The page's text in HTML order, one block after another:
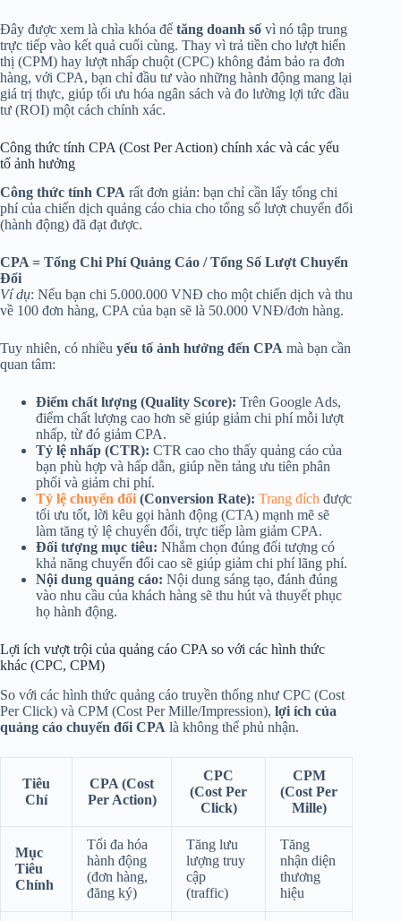
Đây được xem là chìa khóa để tăng doanh số vì nó tập trung
trực tiếp vào kết quả cuối cùng. Thay vì trả tiền cho lượt hiển
thị (CPM) hay lượt nhấp chuột (CPC) không đảm bảo ra đơn
hàng, với CPA, bạn chỉ đầu tư vào những hành động mang lại
giá trị thực, giúp tối ưu hóa ngân sách và đo lường lợi tức đầu
tư (ROI) một cách chính xác.
Công thức tính CPA (Cost Per Action) chính xác và các yếu
tố ảnh hưởng
Công thức tính CPA rất đơn giản: bạn chỉ cần lấy tổng chi
phí của chiến dịch quảng cáo chia cho tổng số lượt chuyển đổi
(hành động) đã đạt được.
CPA = Tổng Chi Phí Quảng Cáo / Tổng Số Lượt Chuyển
Đổi
Ví dụ: Nếu bạn chi 5.000.000 VNĐ cho một chiến dịch và thu
về 100 đơn hàng, CPA của bạn sẽ là 50.000 VNĐ/đơn hàng.
Tuy nhiên, có nhiều yếu tố ảnh hưởng đến CPA mà bạn cần
quan tâm:
Điểm chất lượng (Quality Score): Trên Google Ads,
điểm chất lượng cao hơn sẽ giúp giảm chi phí mỗi lượt
nhấp, từ đó giảm CPA.
Tỷ lệ nhấp (CTR): CTR cao cho thấy quảng cáo của
bạn phù hợp và hấp dẫn, giúp nền tảng ưu tiên phân
phối và giảm chi phí.
Tỷ lệ chuyển đổi (Conversion Rate): Trang đích được
tối ưu tốt, lời kêu gọi hành động (CTA) mạnh mẽ sẽ
làm tăng tỷ lệ chuyển đổi, trực tiếp làm giảm CPA.
Đối tượng mục tiêu: Nhắm chọn đúng đối tượng có
khả năng chuyển đổi cao sẽ giúp giảm chi phí lãng phí.
Nội dung quảng cáo: Nội dung sáng tạo, đánh đúng
vào nhu cầu của khách hàng sẽ thu hút và thuyết phục
họ hành động.
Lợi ích vượt trội của quảng cáo CPA so với các hình thức
khác (CPC, CPM)
So với các hình thức quảng cáo truyền thống như CPC (Cost
Per Click) và CPM (Cost Per Mille/Impression), lợi ích của
quảng cáo chuyển đổi CPA là không thể phủ nhận.
Tiêu
Chí
CPA (Cost
Per Action)
CPC
(Cost Per
Click)
CPM
(Cost Per
Mille)
Mục
Tiêu
Chính
Tối đa hóa
hành động
(đơn hàng,
đăng ký)
Tăng lưu
lượng truy
cập
(traffic)
Tăng
nhận diện
thương
hiệu